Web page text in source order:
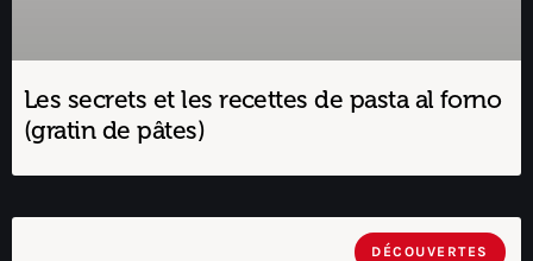
Les secrets et les recettes de pasta al forno
(gratin de pâtes)
DÉCOUVERTES